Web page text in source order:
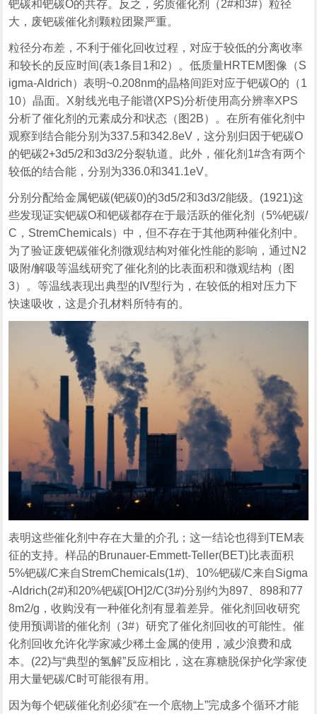
钯碳和钯碳O的共存。反之，劣质催化剂（2#和3#）粒径
大，废钯碳催化剂颗粒团聚严重。
粒径分布差，不利于催化回收过程，对应于较低的分离收率
和较长的反应时间(表1条目1和2）。低质量HRTEM图像（S
igma-Aldrich）表明~0.208nm的晶格间距对应于钯碳O的（1
10）晶面。X射线光电子能谱(XPS)分析使用高分辨率XPS
分析了催化剂的元素成分和状态（图2B）。在所有催化剂中
观察到结合能分别为337.5和342.8eV，这分别归因于钯碳O
的钯碳2+3d5/2和3d3/2分裂轨道。此外，催化剂1#含有两个
较低的结合能，分别为336.0和341.1eV。
分别分配给金属钯碳(钯碳0)的3d5/2和3d3/2能级。(1921)这
些发现证实钯碳O和钯碳都存在于最活跃的催化剂（5%钯碳/
C，StremChemicals）中，但不存在于其他两种催化剂中。
为了验证废钯碳催化剂微观结构对催化性能的影响，通过N2
吸附/解吸等温线研究了催化剂的比表面积和微观结构（图
3）。等温线表现出典型的IV型行为，在较低的相对压力下
快速吸收，这是介孔材料所特有的。
表明这些催化剂中存在大量的介孔；这一结论也得到TEM表
征的支持。样品的Brunauer-Emmett-Teller(BET)比表面积
5%钯碳/C来自StremChemicals(1#)、10%钯碳/C来自Sigma
-Aldrich(2#)和20%钯碳[OH]2/C(3#)分别约为897、898和77
8m2/g，收购没有一种催化剂有显着差异。催化剂回收研究
使用预调谐的催化剂（3#）研究了催化剂回收的可能性。催
化剂回收允许化学家减少稀土金属的使用，减少浪费和成
本。(22)与“典型的氢解”反应相比，这在寡糖脱保护化学家使
用大量钯碳/C时可能很有用。
因为每个钯碳催化剂必须“在一个底物上”完成多个循环才能